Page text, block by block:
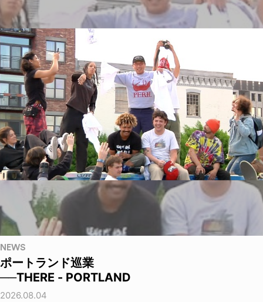
NEWS
ポートランド巡業
──THERE - PORTLAND
2026.08.04